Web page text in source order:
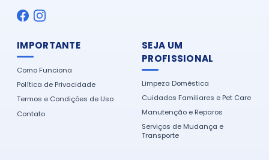
IMPORTANTE
Como Funciona
Política de Privacidade
Termos e Condições de Uso
Contato
SEJA UM
PROFISSIONAL
Limpeza Doméstica
Cuidados Familiares e Pet Care
Manutenção e Reparos
Serviços de Mudança e
Transporte